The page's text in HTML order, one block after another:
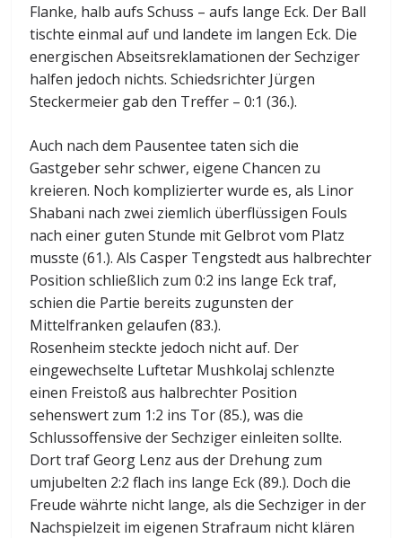
Flanke, halb aufs Schuss – aufs lange Eck. Der Ball
tischte einmal auf und landete im langen Eck. Die
energischen Abseitsreklamationen der Sechziger
halfen jedoch nichts. Schiedsrichter Jürgen
Steckermeier gab den Treffer – 0:1 (36.).
Auch nach dem Pausentee taten sich die
Gastgeber sehr schwer, eigene Chancen zu
kreieren. Noch komplizierter wurde es, als Linor
Shabani nach zwei ziemlich überflüssigen Fouls
nach einer guten Stunde mit Gelbrot vom Platz
musste (61.). Als Casper Tengstedt aus halbrechter
Position schließlich zum 0:2 ins lange Eck traf,
schien die Partie bereits zugunsten der
Mittelfranken gelaufen (83.).
Rosenheim steckte jedoch nicht auf. Der
eingewechselte Luftetar Mushkolaj schlenzte
einen Freistoß aus halbrechter Position
sehenswert zum 1:2 ins Tor (85.), was die
Schlussoffensive der Sechziger einleiten sollte.
Dort traf Georg Lenz aus der Drehung zum
umjubelten 2:2 flach ins lange Eck (89.). Doch die
Freude währte nicht lange, als die Sechziger in der
Nachspielzeit im eigenen Strafraum nicht klären